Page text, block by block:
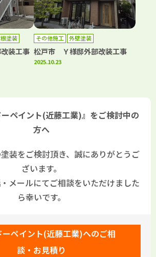
塗装
装工事
その他施工 外壁塗装
松戸市 Ｙ様邸外部改装工事
2025.10.23
ペイント(近藤工業)』をご検討中の
方へ
装をご検討頂き、誠にありがとうご
ざいます。
メールにてご相談をいただけました
ら幸いです。
ペイント(近藤工業)へのご相
談・お見積り